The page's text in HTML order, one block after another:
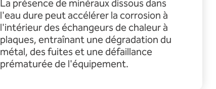
La présence de minéraux dissous dans
l'eau dure peut accélérer la corrosion à
l'intérieur des échangeurs de chaleur à
plaques, entraînant une dégradation du
métal, des fuites et une défaillance
prématurée de l'équipement.